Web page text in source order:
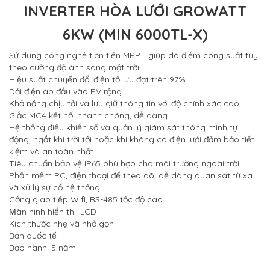
INVERTER HÒA LƯỚI GROWATT
6KW (MIN 6000TL-X)
Sử dụng công nghệ tiên tiến MPPT giúp dò điểm công suất tùy
theo cường độ ánh sáng mặt trời.
Hiệu suất chuyển đổi điện tối ưu đạt trên 97%
Dải điện áp đầu vào PV rộng
Khả năng chịu tải và lưu giữ thông tin với độ chính xác cao.
Giắc MC4 kết nối nhanh chóng, dễ dàng
Hệ thống điều khiển số và quản lý giám sát thông minh tự
động, ngắt khi trời tối hoặc khi không có điện lưới đảm bảo tiết
kiệm và an toàn nhất
Tiêu chuẩn bảo vệ IP65 phù hợp cho môi trường ngoài trời
Phần mềm PC, điện thoại để theo dõi dễ dàng quan sát từ xa
và xử lý sự cố hệ thống
Cổng giao tiếp Wifi, RS-485 tốc độ cao.
Màn hình hiển thị: LCD
Kích thước nhẹ và nhỏ gọn
Bản quốc tế
Bảo hành: 5 năm